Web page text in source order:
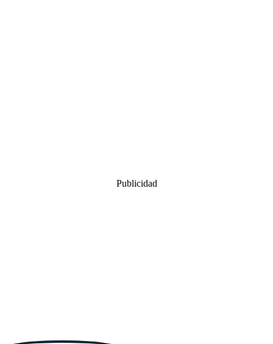
Publicidad